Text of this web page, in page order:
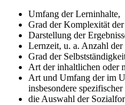
Umfang der Lerninhalte,
Grad der Komplexität
Darstellung der
Lernzeit, u. a. Anzahl
Grad der
Art der inhaltlichen oder
Art und Umfang der im
insbesondere
die Auswahl der